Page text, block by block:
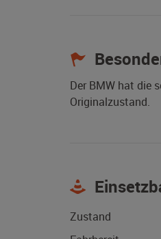
Der BMW hat die
Originalzustand.
Zustand